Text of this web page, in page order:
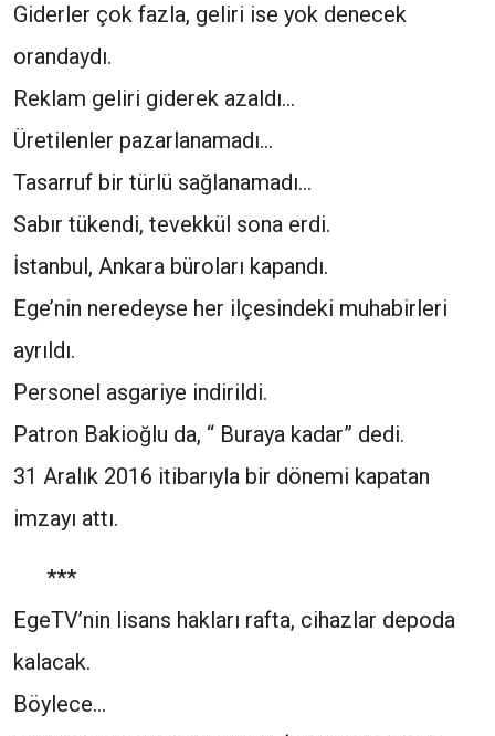
Giderler çok fazla, geliri ise yok denecek
orandaydı.
Reklam geliri giderek azaldı…
Üretilenler pazarlanamadı…
Tasarruf bir türlü sağlanamadı…
Sabır tükendi, tevekkül sona erdi.
İstanbul, Ankara büroları kapandı.
Ege’nin neredeyse her ilçesindeki muhabirleri
ayrıldı.
Personel asgariye indirildi.
Patron Bakioğlu da, “ Buraya kadar” dedi.
31 Aralık 2016 itibarıyla bir dönemi kapatan
imzayı attı.
***
EgeTV’nin lisans hakları rafta, cihazlar depoda
kalacak.
Böylece…